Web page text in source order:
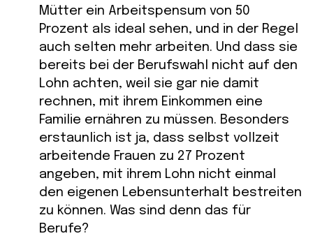
Mütter ein Arbeitspensum von 50
Prozent als ideal sehen, und in der Regel
auch selten mehr arbeiten. Und dass sie
bereits bei der Berufswahl nicht auf den
Lohn achten, weil sie gar nie damit
rechnen, mit ihrem Einkommen eine
Familie ernähren zu müssen. Besonders
erstaunlich ist ja, dass selbst vollzeit
arbeitende Frauen zu 27 Prozent
angeben, mit ihrem Lohn nicht einmal
den eigenen Lebensunterhalt bestreiten
zu können. Was sind denn das für
Berufe?